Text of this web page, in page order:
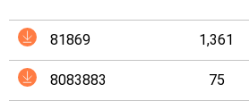
Nghiệp
81869 1,361
8083883 75